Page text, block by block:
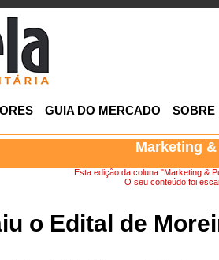
GUIA DO MERCADO SOBRE
Marketing
Esta edição da coluna "Marketing &
O seu conteúdo foi
o Edital de